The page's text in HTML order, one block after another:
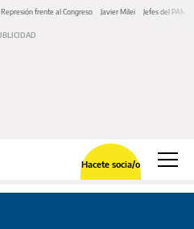
Represión frente al Congreso Javier Milei Jefes del PAMI
Hacete socia/o